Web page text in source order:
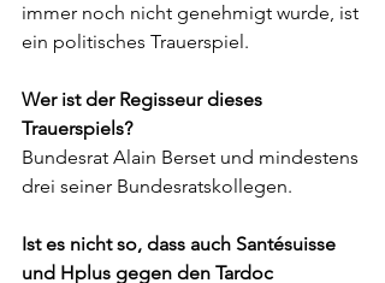
immer noch nicht genehmigt wurde, ist
ein politisches Trauerspiel.
Wer ist der Regisseur dieses
Trauerspiels?
Bundesrat Alain Berset und mindestens
drei seiner Bundesratskollegen.
Ist es nicht so, dass auch Santésuisse
und Hplus gegen den Tardoc